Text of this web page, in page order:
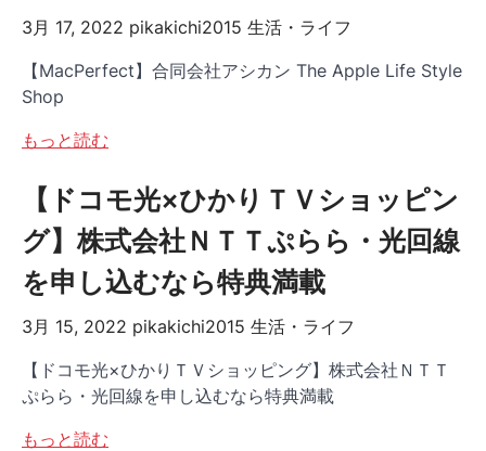
3月 17, 2022 pikakichi2015 生活・ライフ
【MacPerfect】合同会社アシカン The Apple Life Style
Shop
もっと読む
【ドコモ光×ひかりＴＶショッピン
グ】株式会社ＮＴＴぷらら・光回線
を申し込むなら特典満載
3月 15, 2022 pikakichi2015 生活・ライフ
【ドコモ光×ひかりＴＶショッピング】株式会社ＮＴＴ
ぷらら・光回線を申し込むなら特典満載
もっと読む